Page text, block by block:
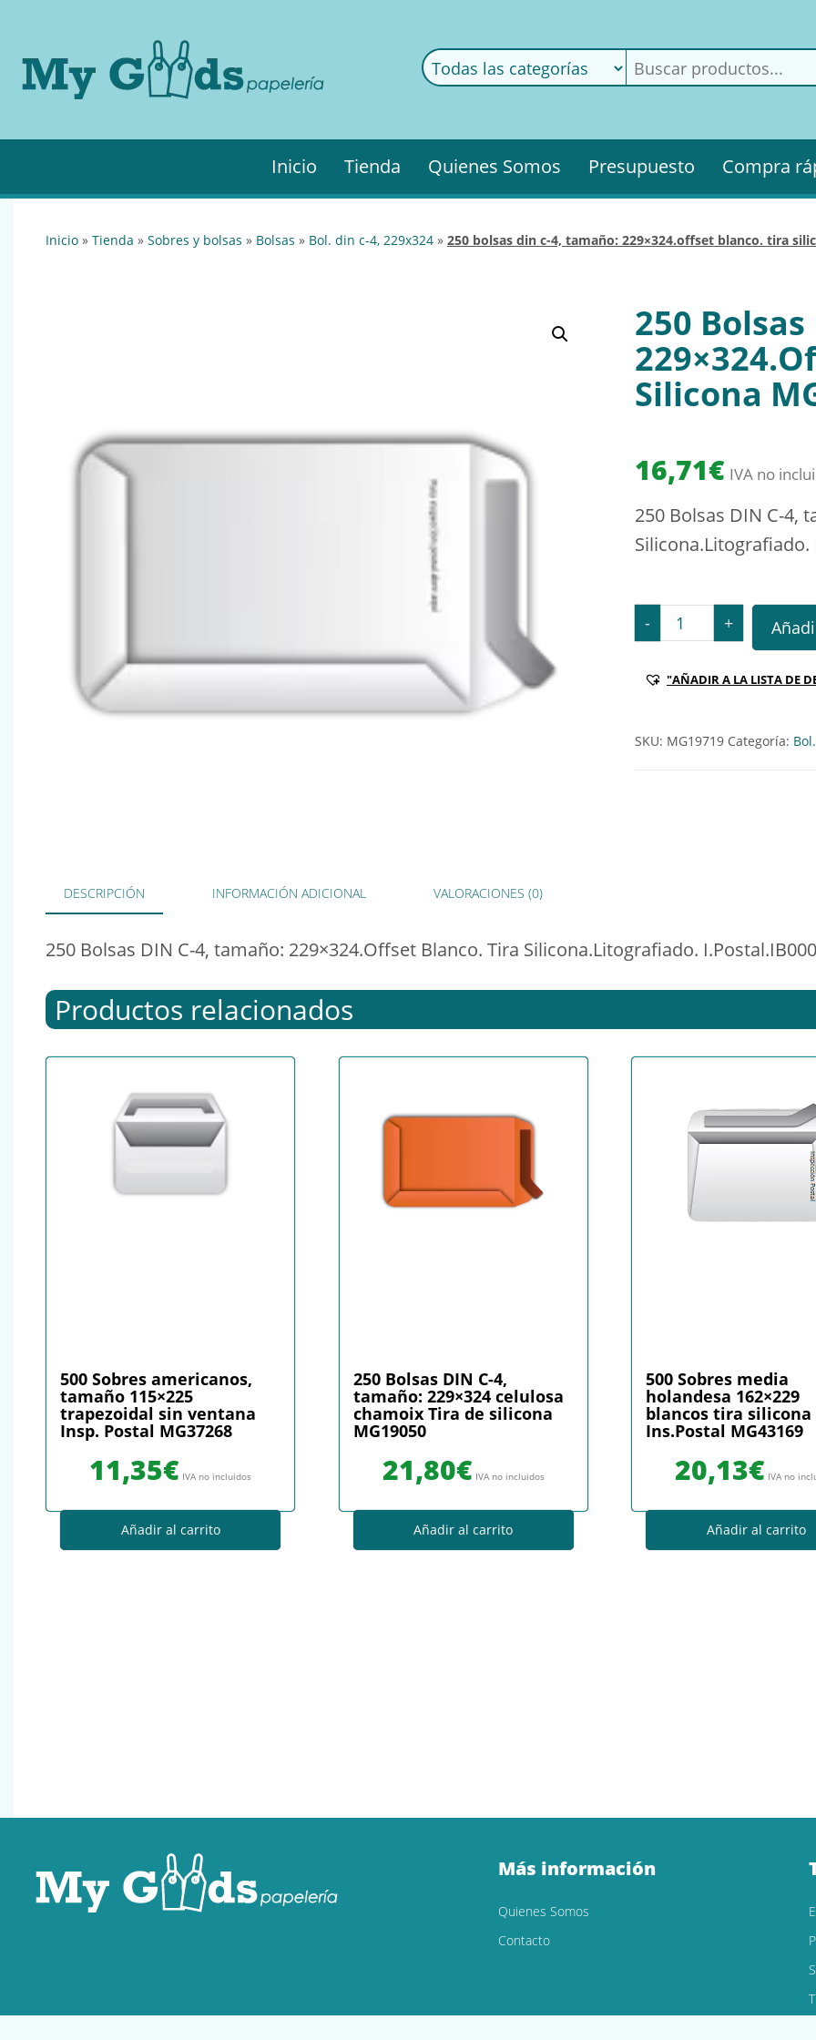
MyGoods
confianza.
Podrás
encontrar
todo lo
para tu
Inicio Tienda Quienes Somos Presupuesto Compra
inicio » tienda » sobres y bolsas » bolsas » bol. din c-4, 229x324 » 250 bolsas din c-4, tamaño: 229×324.offset blanco. tira
250
Silicona
16,71€ IVA no
250 Bolsas DIN C-4,
Silicona.Litografiado.
- 250 Bolsas DIN C-4,
+
"AÑADIR A LA LISTA DE
SKU: MG19719 Categoría:
DESCRIPCIÓN INFORMACIÓN ADICIONAL VALORACIONES (0)
250 Bolsas DIN C-4, tamaño: 229×324.Offset Blanco. Tira Silicona.Litografiado.
Productos relacionados
500 Sobres americanos,
tamaño 115×225
trapezoidal sin ventana
Insp. Postal MG37268
11,35€ IVA no incluidos
Añadir al carrito
250 Bolsas DIN C-4,
tamaño: 229×324 celulosa
chamoix Tira de silicona
MG19050
21,80€ IVA no incluidos
Añadir al carrito
500 Sobres media
holandesa 162×229
blancos tira silicona
Ins.Postal MG43169
20,13€ IVA no
Añadir al carrito
Más información
Quienes Somos
Contacto